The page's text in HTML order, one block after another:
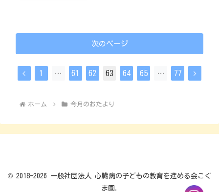
次のページ
前
1 … 61 62 63 64 65 … 77
次
ホーム 今月のおたより
© 2018-2026 一般社団法人 心臓病の子どもの教育を進める会こぐ
ま園.